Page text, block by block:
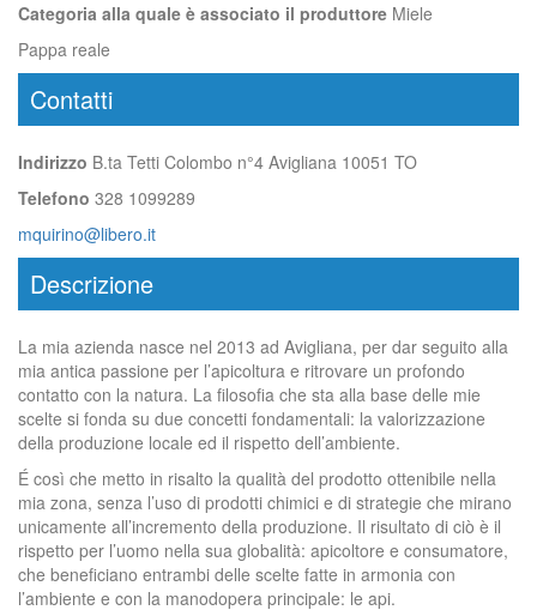
Categoria alla quale è associato il produttore Miele
Pappa reale
Contatti
Indirizzo B.ta Tetti Colombo n°4 Avigliana 10051 TO
Telefono 328 1099289
mquirino@libero.it
Descrizione
La mia azienda nasce nel 2013 ad Avigliana, per dar seguito alla
mia antica passione per l’apicoltura e ritrovare un profondo
contatto con la natura. La filosofia che sta alla base delle mie
scelte si fonda su due concetti fondamentali: la valorizzazione
della produzione locale ed il rispetto dell’ambiente.
É così che metto in risalto la qualità del prodotto ottenibile nella
mia zona, senza l’uso di prodotti chimici e di strategie che mirano
unicamente all’incremento della produzione. Il risultato di ciò è il
rispetto per l’uomo nella sua globalità: apicoltore e consumatore,
che beneficiano entrambi delle scelte fatte in armonia con
l’ambiente e con la manodopera principale: le api.